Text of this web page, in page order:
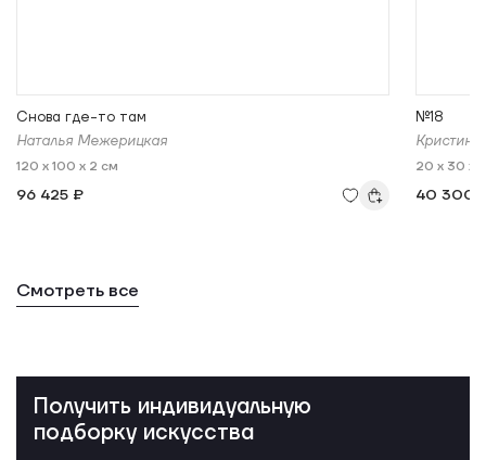
Снова где-то там
Наталья Межерицкая
120 x 100 x 2 см
96 425 ₽
№18
20 x 30 x
40 300
Смотреть все
Получить индивидуальную
подборку искусства